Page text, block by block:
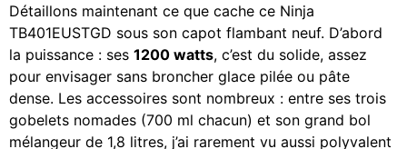
Détaillons maintenant ce que cache ce Ninja
TB401EUSTGD sous son capot flambant neuf. D’abord
la puissance : ses 1200 watts, c’est du solide, assez
pour envisager sans broncher glace pilée ou pâte
dense. Les accessoires sont nombreux : entre ses trois
gobelets nomades (700 ml chacun) et son grand bol
mélangeur de 1,8 litres, j’ai rarement vu aussi polyvalent